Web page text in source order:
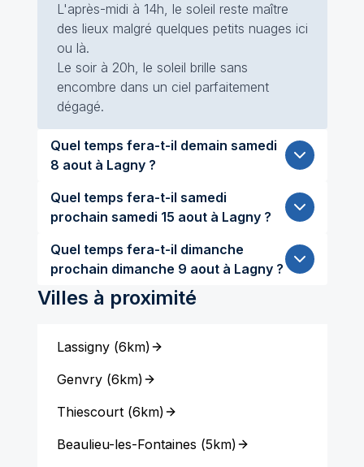
L'après-midi à 14h, le soleil reste maître
des lieux malgré quelques petits nuages ici
ou là.
Le soir à 20h, le soleil brille sans
encombre dans un ciel parfaitement
dégagé.
Quel temps fera-t-il demain samedi
8 aout à Lagny ?
Quel temps fera-t-il samedi
prochain samedi 15 aout à Lagny ?
Quel temps fera-t-il dimanche
prochain dimanche 9 aout à Lagny ?
Villes à proximité
Lassigny(6km)
Genvry(6km)
Thiescourt(6km)
Beaulieu-les-Fontaines (5km)